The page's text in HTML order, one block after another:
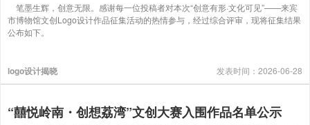
笔墨生辉，创意无限。感谢每一位投稿者对本次“创意有形·文化可见”——来宾
市博物馆文创Logo设计作品征集活动的热情参与，经过综合评审，现将征集结果
公布如下。
logo设计揭晓 发表时间：2026-06-28
“囍悦岭南・创想荔湾”文创大赛入围作品名单公示